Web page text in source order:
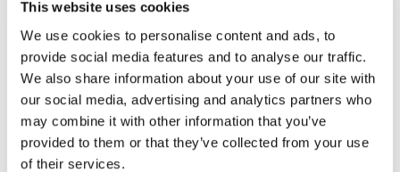
This website uses cookies
We use cookies to personalise content and ads, to
provide social media features and to analyse our traffic.
We also share information about your use of our site with
our social media, advertising and analytics partners who
may combine it with other information that you’ve
provided to them or that they’ve collected from your use
of their services.